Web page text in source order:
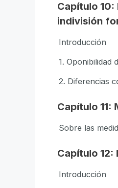
Capítulo
indivisión
Introducción
1. Oponibilidad
2. Diferencias
Capítulo
Sobre las
Capítulo
Introducción